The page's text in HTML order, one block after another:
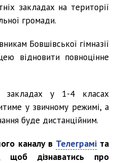
закладах на території
громади.
Бовшівської гімназії
відновити повноцінне
закладах у 1-4 класах
у звичному режимі, а
буде дистанційним.
каналу в Телеграміта
щоб дізнаватись про